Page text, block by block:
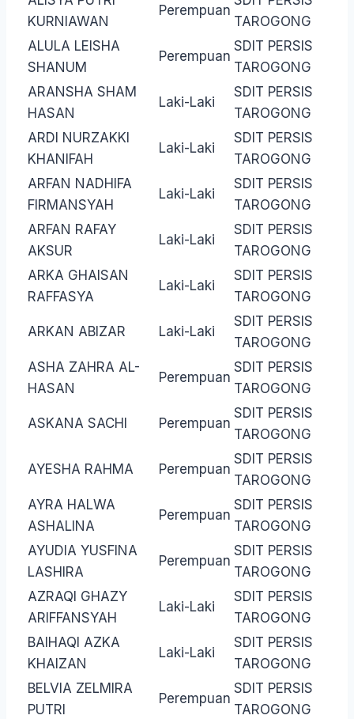
KURNIAWAN
Perempuan
TAROGONG
ALULA LEISHA
SHANUM
Perempuan
SDIT PERSIS
TAROGONG
ARANSHA SHAM
HASAN
Laki-Laki
SDIT PERSIS
TAROGONG
ARDI NURZAKKI
KHANIFAH
Laki-Laki
SDIT PERSIS
TAROGONG
ARFAN NADHIFA
FIRMANSYAH
Laki-Laki
SDIT PERSIS
TAROGONG
ARFAN RAFAY
AKSUR
Laki-Laki
SDIT PERSIS
TAROGONG
ARKA GHAISAN
RAFFASYA
Laki-Laki
SDIT PERSIS
TAROGONG
ARKAN ABIZAR Laki-Laki
SDIT PERSIS
TAROGONG
ASHA ZAHRA AL-
HASAN
Perempuan
SDIT PERSIS
TAROGONG
ASKANA SACHI Perempuan
SDIT PERSIS
TAROGONG
AYESHA RAHMA Perempuan
SDIT PERSIS
TAROGONG
AYRA HALWA
ASHALINA
Perempuan
SDIT PERSIS
TAROGONG
AYUDIA YUSFINA
LASHIRA
Perempuan
SDIT PERSIS
TAROGONG
AZRAQI GHAZY
ARIFFANSYAH
Laki-Laki
SDIT PERSIS
TAROGONG
BAIHAQI AZKA
KHAIZAN
Laki-Laki
SDIT PERSIS
TAROGONG
BELVIA ZELMIRA
PUTRI
Perempuan
SDIT PERSIS
TAROGONG